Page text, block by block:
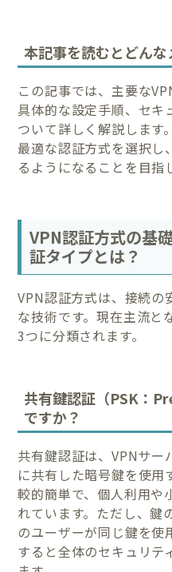
本記事を読むとどん
この記事では、主要な
具体的な設定手順、セキ
ついて詳しく解説します
最適な認証方式を選択し
るようになることを目指
VPN認証方式の基
証タイプとは？
VPN認証方式は、接続の
な技術です。現在主流と
3つに分類されます。
共有鍵認証（PSK：
ですか？
共有鍵認証は、VPNサー
に共有した暗号鍵を使用
較的簡単で、個人利用や
れています。ただし、鍵
のユーザーが同じ鍵を
すると全体のセキュリテ